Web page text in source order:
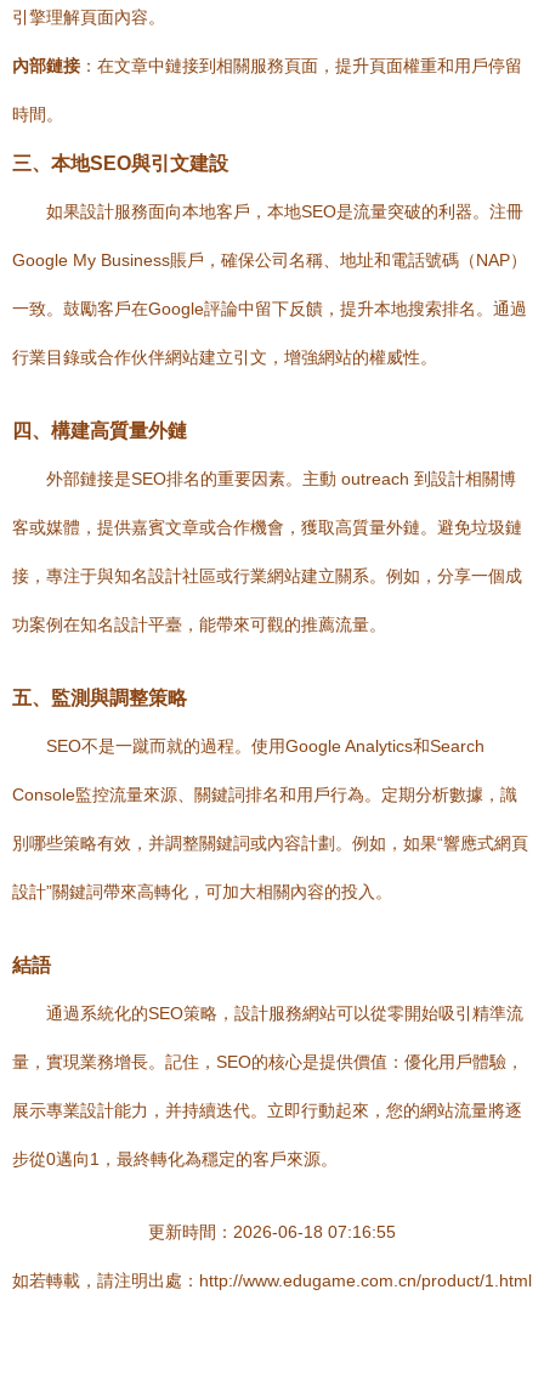
引擎理解頁面內容。
內部鏈接 ：在文章中鏈接到相關服務頁面，提升頁面權重和用戶停留
時間。
三、本地SEO與引文建設
如果設計服務面向本地客戶，本地SEO是流量突破的利器。注冊
Google My Business賬戶，確保公司名稱、地址和電話號碼（NAP）
一致。鼓勵客戶在Google評論中留下反饋，提升本地搜索排名。通過
行業目錄或合作伙伴網站建立引文，增強網站的權威性。
四、構建高質量外鏈
外部鏈接是SEO排名的重要因素。主動 outreach 到設計相關博
客或媒體，提供嘉賓文章或合作機會，獲取高質量外鏈。避免垃圾鏈
接，專注于與知名設計社區或行業網站建立關系。例如，分享一個成
功案例在知名設計平臺，能帶來可觀的推薦流量。
五、監測與調整策略
SEO不是一蹴而就的過程。使用Google Analytics和Search
Console監控流量來源、關鍵詞排名和用戶行為。定期分析數據，識
別哪些策略有效，并調整關鍵詞或內容計劃。例如，如果“響應式網頁
設計”關鍵詞帶來高轉化，可加大相關內容的投入。
結語
通過系統化的SEO策略，設計服務網站可以從零開始吸引精準流
量，實現業務增長。記住，SEO的核心是提供價值：優化用戶體驗，
展示專業設計能力，并持續迭代。立即行動起來，您的網站流量將逐
步從0邁向1，最終轉化為穩定的客戶來源。
更新時間：2026-06-18 07:16:55
如若轉載，請注明出處：http://www.edugame.com.cn/product/1.html